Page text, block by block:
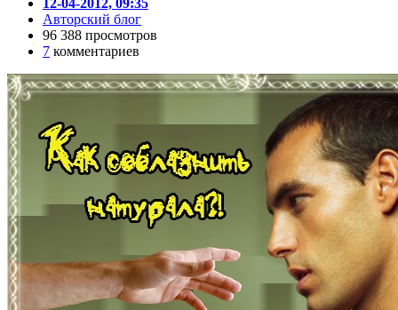
Авторский блог
96 388 просмотров
7 комментариев